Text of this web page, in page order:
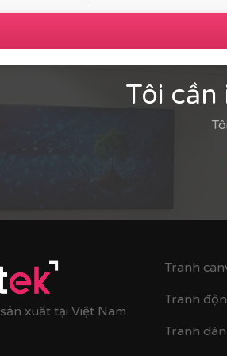
tại Printek:
hoàn hảo để thúc đẩy tinh thần
Tôi
xuất tại Việt Nam.
Tranh
Tranh
Tranh